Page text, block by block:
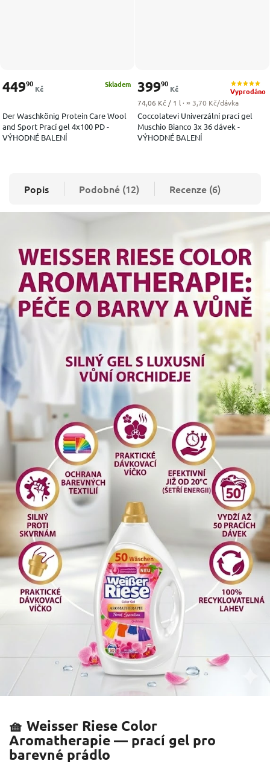
Der Waschkönig Protein Care Wool
and Sport Prací gel 4x100 PD -
VÝHODNÉ BALENÍ
Skladem
44990
Kč
Coccolatevi Univerzální prací gel
Muschio Bianco 3x 36 dávek -
VÝHODNÉ BALENÍ
Vyprodáno
39990
Kč
Měrná cena:
74,06 Kč / 1 l · ≈ 3,70 Kč/dávka
Popis Podobné (12) Recenze (6)
🧺 Weisser Riese Color
Aromatherapie — prací gel pro
barevné prádlo